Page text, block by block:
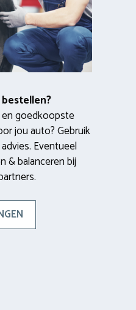
goedkoopste
jou auto? Gebruik
Eventueel
& balanceren bij